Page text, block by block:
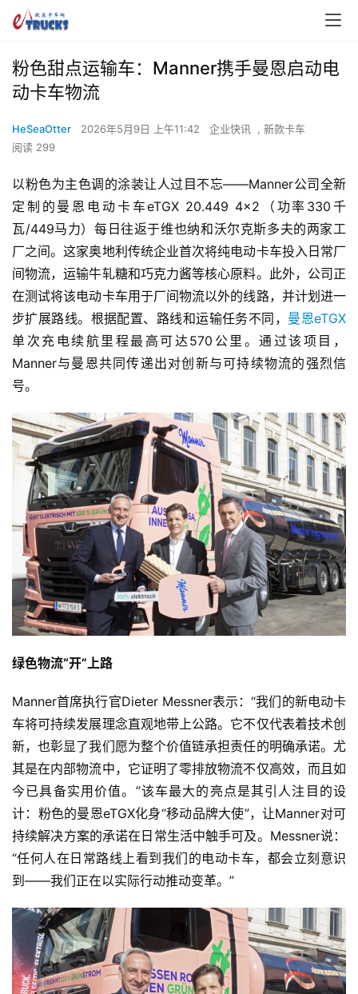
粉色甜点运输车：Manner携手曼恩启动电
动卡车物流
HeSeaOtter 2026年5月9日 上午11:42 企业快讯 , 新款卡车
阅读 299
以粉色为主色调的涂装让人过目不忘——Manner公司全新
定制的曼恩电动卡车eTGX 20.449 4×2（功率330千
瓦/449马力）每日往返于维也纳和沃尔克斯多夫的两家工
厂之间。这家奥地利传统企业首次将纯电动卡车投入日常厂
间物流，运输牛轧糖和巧克力酱等核心原料。此外，公司正
在测试将该电动卡车用于厂间物流以外的线路，并计划进一
步扩展路线。根据配置、路线和运输任务不同， 曼恩eTGX
单次充电续航里程最高可达570公里。通过该项目，
Manner与曼恩共同传递出对创新与可持续物流的强烈信
号。
绿色物流“开”上路
Manner首席执行官Dieter Messner表示：“我们的新电动卡
车将可持续发展理念直观地带上公路。它不仅代表着技术创
新，也彰显了我们愿为整个价值链承担责任的明确承诺。尤
其是在内部物流中，它证明了零排放物流不仅高效，而且如
今已具备实用价值。”该车最大的亮点是其引人注目的设
计：粉色的曼恩eTGX化身“移动品牌大使”，让Manner对可
持续解决方案的承诺在日常生活中触手可及。Messner说：
“任何人在日常路线上看到我们的电动卡车，都会立刻意识
到——我们正在以实际行动推动变革。”